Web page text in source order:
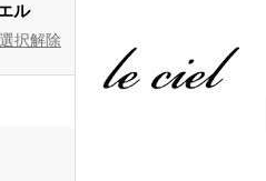
ル
選択解除